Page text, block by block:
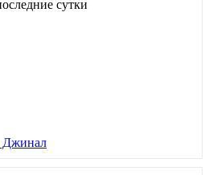
сутки
Джинал